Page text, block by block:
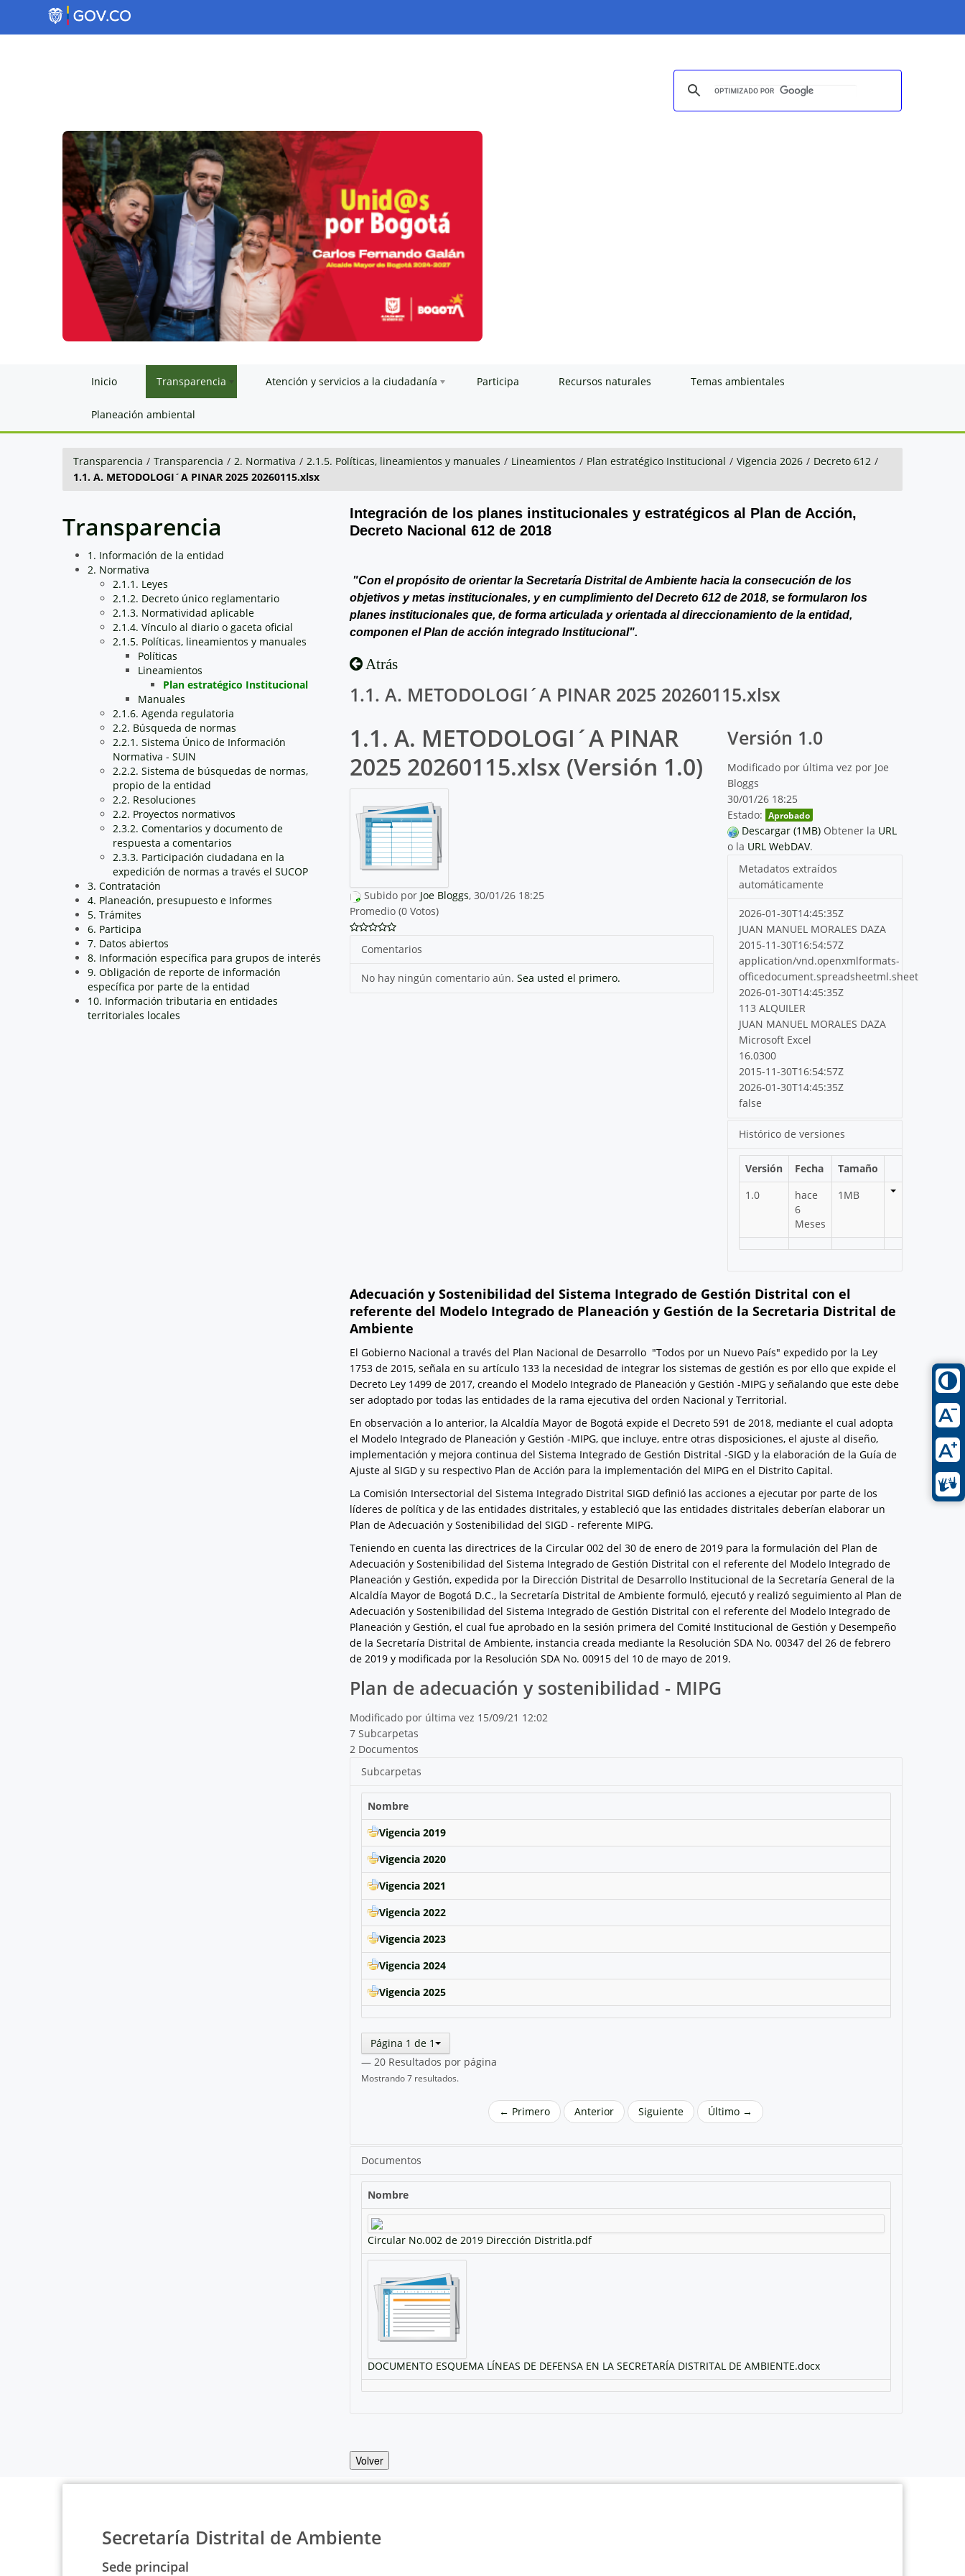
Inicio Transparencia Atención y servicios a la ciudadanía Participa Recursos naturales Temas ambientales
Planeación ambiental
Transparencia / Transparencia / 2. Normativa / 2.1.5. Políticas, lineamientos y manuales / Lineamientos / Plan estratégico Institucional / Vigencia 2026 / Decreto 612 /
1.1. A. METODOLOGI´A PINAR 2025 20260115.xlsx
Transparencia
1. Información de la entidad
2. Normativa
2.1.1. Leyes
2.1.2. Decreto único reglamentario
2.1.3. Normatividad aplicable
2.1.4. Vínculo al diario o gaceta oficial
2.1.5. Políticas, lineamientos y manuales
Políticas
Lineamientos
Plan estratégico Institucional
Manuales
2.1.6. Agenda regulatoria
2.2. Búsqueda de normas
2.2.1. Sistema Único de Información
Normativa - SUIN
2.2.2. Sistema de búsquedas de normas,
propio de la entidad
2.2. Resoluciones
2.2. Proyectos normativos
2.3.2. Comentarios y documento de
respuesta a comentarios
2.3.3. Participación ciudadana en la
expedición de normas a través el SUCOP
3. Contratación
4. Planeación, presupuesto e Informes
5. Trámites
6. Participa
7. Datos abiertos
8. Información específica para grupos de interés
9. Obligación de reporte de información
específica por parte de la entidad
10. Información tributaria en entidades
territoriales locales
Integración de los planes institucionales y estratégicos al Plan de Acción,
Decreto Nacional 612 de 2018
"Con el propósito de orientar la Secretaría Distrital de Ambiente hacia la consecución de los
objetivos y metas institucionales, y en cumplimiento del Decreto 612 de 2018, se formularon los
planes institucionales que, de forma articulada y orientada al direccionamiento de la entidad,
componen el Plan de acción integrado Institucional".
Atrás
1.1. A. METODOLOGI´A PINAR 2025 20260115.xlsx
1.1. A. METODOLOGI´A PINAR
2025 20260115.xlsx (Versión 1.0)
Subido por Joe Bloggs, 30/01/26 18:25
Promedio (0 Votos)
Comentarios
No hay ningún comentario aún. Sea usted el primero.
Versión 1.0
Modificado por última vez por Joe
Bloggs
30/01/26 18:25
Estado: Aprobado
Descargar (1MB) Obtener la URL
o la URL WebDAV.
Metadatos extraídos
automáticamente
2026-01-30T14:45:35Z
JUAN MANUEL MORALES DAZA
2015-11-30T16:54:57Z
application/vnd.openxmlformats-
officedocument.spreadsheetml.sheet
2026-01-30T14:45:35Z
113 ALQUILER
JUAN MANUEL MORALES DAZA
Microsoft Excel
16.0300
2015-11-30T16:54:57Z
2026-01-30T14:45:35Z
false
Histórico de versiones
Versión Fecha
Tamaño
1.0
hace
6
Meses
1MB
Adecuación y Sostenibilidad del Sistema Integrado de Gestión Distrital con el
referente del Modelo Integrado de Planeación y Gestión de la Secretaria Distrital de
Ambiente
El Gobierno Nacional a través del Plan Nacional de Desarrollo "Todos por un Nuevo País" expedido por la Ley
1753 de 2015, señala en su artículo 133 la necesidad de integrar los sistemas de gestión es por ello que expide el
Decreto Ley 1499 de 2017, creando el Modelo Integrado de Planeación y Gestión -MIPG y señalando que este debe
ser adoptado por todas las entidades de la rama ejecutiva del orden Nacional y Territorial.
En observación a lo anterior, la Alcaldía Mayor de Bogotá expide el Decreto 591 de 2018, mediante el cual adopta
el Modelo Integrado de Planeación y Gestión -MIPG, que incluye, entre otras disposiciones, el ajuste al diseño,
implementación y mejora continua del Sistema Integrado de Gestión Distrital -SIGD y la elaboración de la Guía de
Ajuste al SIGD y su respectivo Plan de Acción para la implementación del MIPG en el Distrito Capital.
La Comisión Intersectorial del Sistema Integrado Distrital SIGD definió las acciones a ejecutar por parte de los
líderes de política y de las entidades distritales, y estableció que las entidades distritales deberían elaborar un
Plan de Adecuación y Sostenibilidad del SIGD - referente MIPG.
Teniendo en cuenta las directrices de la Circular 002 del 30 de enero de 2019 para la formulación del Plan de
Adecuación y Sostenibilidad del Sistema Integrado de Gestión Distrital con el referente del Modelo Integrado de
Planeación y Gestión, expedida por la Dirección Distrital de Desarrollo Institucional de la Secretaría General de la
Alcaldía Mayor de Bogotá D.C., la Secretaría Distrital de Ambiente formuló, ejecutó y realizó seguimiento al Plan de
Adecuación y Sostenibilidad del Sistema Integrado de Gestión Distrital con el referente del Modelo Integrado de
Planeación y Gestión, el cual fue aprobado en la sesión primera del Comité Institucional de Gestión y Desempeño
de la Secretaría Distrital de Ambiente, instancia creada mediante la Resolución SDA No. 00347 del 26 de febrero
de 2019 y modificada por la Resolución SDA No. 00915 del 10 de mayo de 2019.
Plan de adecuación y sostenibilidad - MIPG
Modificado por última vez 15/09/21 12:02
7 Subcarpetas
2 Documentos
Subcarpetas
Nombre
Vigencia 2019
Vigencia 2020
Vigencia 2021
Vigencia 2022
Vigencia 2023
Vigencia 2024
Vigencia 2025
Página 1 de 1
— 20 Resultados por página
Mostrando 7 resultados.
← Primero Anterior Siguiente Último →
Documentos
Nombre
Circular No.002 de 2019 Dirección Distritla.pdf
DOCUMENTO ESQUEMA LÍNEAS DE DEFENSA EN LA SECRETARÍA DISTRITAL DE AMBIENTE.docx
Volver
Secretaría Distrital de Ambiente
Sede principal